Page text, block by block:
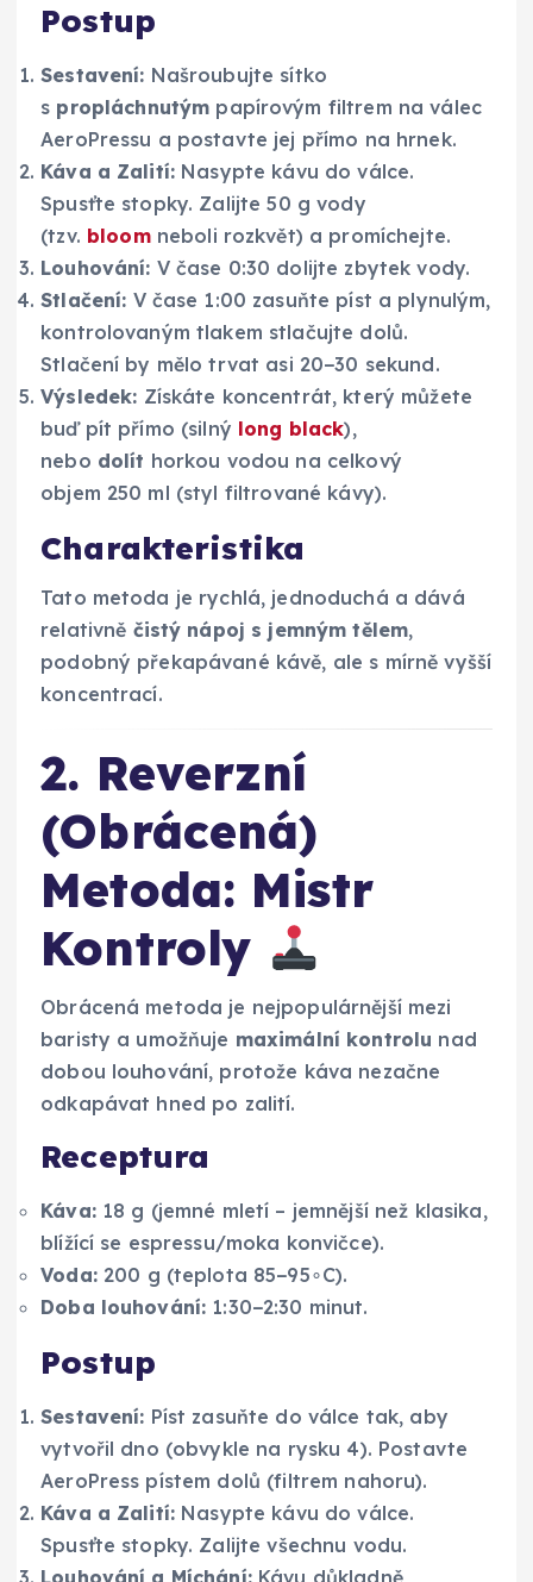
Postup
Sestavení: Našroubujte sítko
s propláchnutým papírovým filtrem na válec
AeroPressu a postavte jej přímo na hrnek.
Káva a Zalití: Nasypte kávu do válce.
Spusťte stopky. Zalijte 50 g vody
(tzv. bloomneboli rozkvět) a promíchejte.
Louhování: V čase 0:30 dolijte zbytek vody.
Stlačení: V čase 1:00 zasuňte píst a plynulým,
kontrolovaným tlakem stlačujte dolů.
Stlačení by mělo trvat asi 20−30 sekund.
Výsledek: Získáte koncentrát, který můžete
buď pít přímo (silný long black),
nebo dolít horkou vodou na celkový
objem 250 ml (styl filtrované kávy).
Charakteristika
Tato metoda je rychlá, jednoduchá a dává
relativně čistý nápoj s jemným tělem,
podobný překapávané kávě, ale s mírně vyšší
koncentrací.
2. Reverzní
(Obrácená)
Metoda: Mistr
Kontroly
Obrácená metoda je nejpopulárnější mezi
baristy a umožňuje maximální kontrolu nad
dobou louhování, protože káva nezačne
odkapávat hned po zalití.
Receptura
Káva:18 g (jemné mletí – jemnější než klasika,
blížící se espressu/moka konvičce).
Voda:200 g (teplota 85−95∘C).
Doba louhování: 1:30−2:30 minut.
Postup
Sestavení: Píst zasuňte do válce tak, aby
vytvořil dno (obvykle na rysku 4). Postavte
AeroPress pístem dolů (filtrem nahoru).
Káva a Zalití: Nasypte kávu do válce.
Spusťte stopky. Zalijte všechnu vodu.